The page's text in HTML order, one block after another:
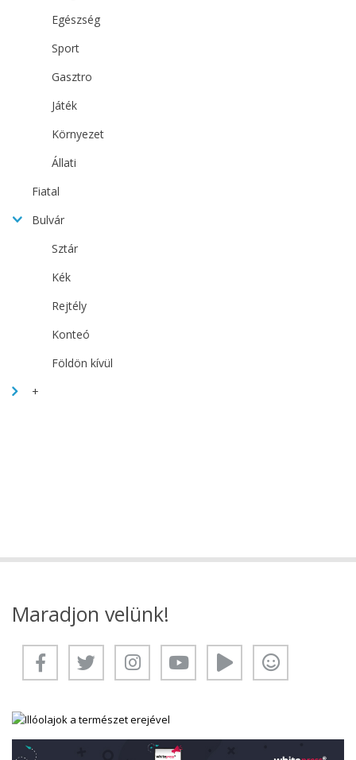
Egészség
Sport
Gasztro
Játék
Környezet
Állati
Fiatal
Bulvár
Sztár
Kék
Rejtély
Konteó
Földön kívül
+
Maradjon velünk!